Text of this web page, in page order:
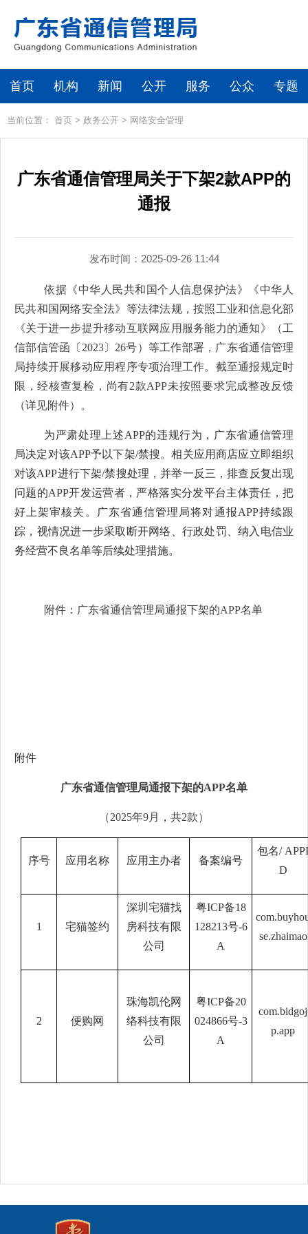
首页 机构 新闻 公开 服务 公众 专题
当前位置： 首页 > 政务公开 > 网络安全管理
广东省通信管理局关于下架2款APP的
通报
发布时间：2025-09-26 11:44
依据《中华人民共和国个人信息保护法》《中华人
民共和国 网络安全法》等法律法规，按照工业和信息化部
《关于进一步提升移动互联网应用服务能力的通知》（工
信部信管函〔 2023〕 26号） 等工作部署，广东省通信管理
局持续开展移动应用程序专项治理工作。截至通报规定时
限，经核查复检，尚有2款APP未按照要求完成整改反馈
（详见附件）。
为严肃处理上述APP的违规行为，广东省通信管理
局决定对该APP予以下架/禁搜 。相关应用商店应立即组织
对该APP进行下架/禁搜处理，并举一反三，排查反复出现
问题的APP开发运营者，严格落实分发平台主体责任，把
好上架审核关。
广东省通信管理局将对通报APP持续跟
踪，视情况进一步采取断开网络、行政处罚、纳入电信业
务经营不良名单等后续处理措施。
附件：广东省通信管理局通报下架的APP名单
附件
广东省通信管理局通报下架的APP名单
（2025年9月，共2款）
序号 应用名称 应用主办者 备案编号
包名/ APPI
D
1 宅猫签约
深圳宅猫找
房科技有限
公司
粤ICP备18
128213号-6
A
se.zhaimao
2 便购网
珠海凯伦网
络科技有限
公司
粤ICP备20
024866号-3
A
com.bidgoj
p.app